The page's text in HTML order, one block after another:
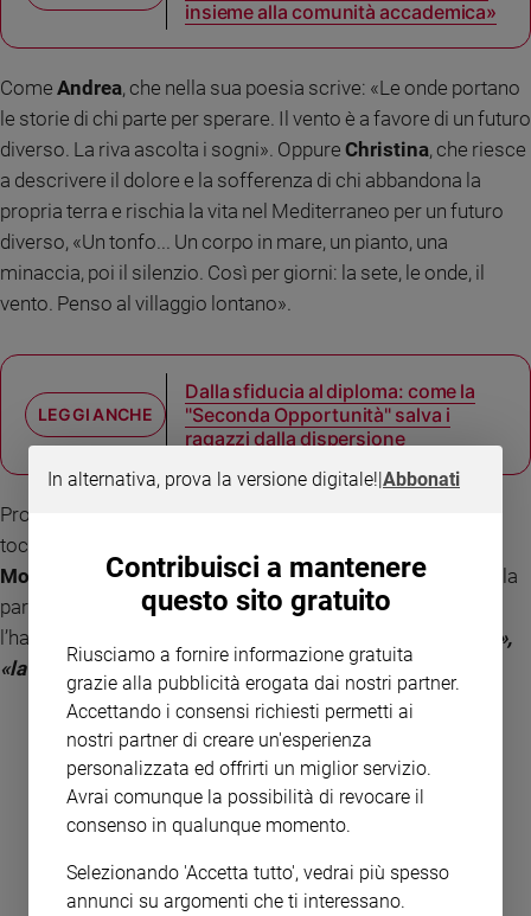
insieme alla comunità accademica»
Come Andrea, che nella sua poesia scrive: «Le onde portano
le storie di chi parte per sperare. Il vento è a favore di un futuro
diverso. La riva ascolta i sogni». Oppure Christina, che riesce
a descrivere il dolore e la sofferenza di chi abbandona la
propria terra e rischia la vita nel Mediterraneo per un futuro
diverso, «Un tonfo... Un corpo in mare, un pianto, una
minaccia, poi il silenzio. Così per giorni: la sete, le onde, il
vento. Penso al villaggio lontano».
Dalla sfiducia al diploma: come la
"Seconda Opportunità" salva i
ragazzi dalla dispersione
Proseguendo, si è arrivati a un momento estremamente
toccante: il laboratorio di scrittura creativa, condotto da
Mohamed BA, della Fondazione l’Aliante. Qui a prendere la
parola è stato chi davvero ha vissuto questa migrazione, e
l’hanno fatto raccontando i loro sogni e speranze:
«libertà»,
«lavoro», «cura di sé stessi», «scuola», «vita».
In alternativa, prova la versione digitale!|Abbonati
Contribuisci a mantenere
questo sito gratuito
Riusciamo a fornire informazione gratuita
grazie alla pubblicità erogata dai nostri partner.
Accettando i consensi richiesti permetti ai
nostri partner di creare un'esperienza
personalizzata ed offrirti un miglior servizio.
Avrai comunque la possibilità di revocare il
consenso in qualunque momento.
Selezionando 'Accetta tutto', vedrai più spesso
annunci su argomenti che ti interessano.